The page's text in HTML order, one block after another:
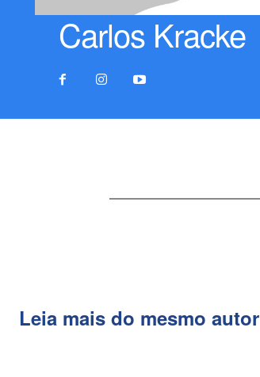
Carlos Kracke
Leia mais do mesmo autor